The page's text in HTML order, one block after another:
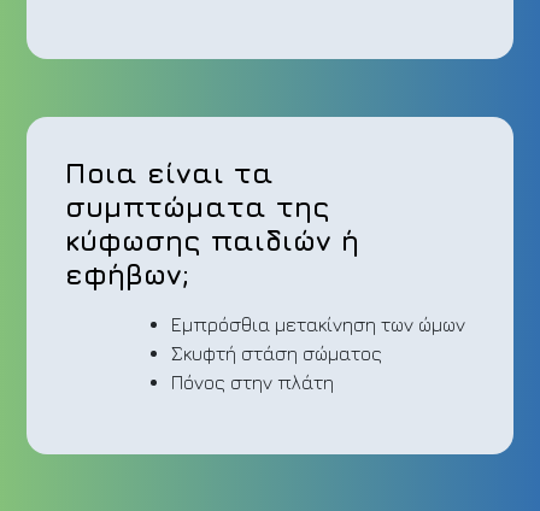
Ποια είναι τα
συμπτώματα της
κύφωσης παιδιών ή
εφήβων;
Εμπρόσθια μετακίνηση των ώμων
Σκυφτή στάση σώματος
Πόνος στην πλάτη